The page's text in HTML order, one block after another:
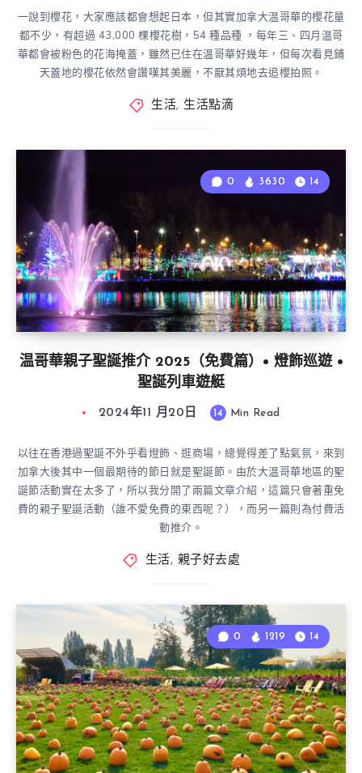
一說到櫻花，大家應該都會想起日本，但其實加拿大温哥華的櫻花量
都不少，有超過 43,000 棵櫻花樹，54 種品種 ，每年三、四月温哥
華都會被粉色的花海掩蓋，雖然已住在温哥華好幾年，但每次看見鋪
天蓋地的櫻花依然會讚嘆其美麗，不厭其煩地去追櫻拍照。
生活,生活點滴
温哥華親子聖誕推介 2025（免費篇）• 燈飾巡遊 •
聖誕列車遊艇
0 3630 14
2024年11 月20日 14 Min Read
以往在香港過聖誕不外乎看燈飾、逛商場，總覺得差了點氣氛，來到
加拿大後其中一個最期待的節日就是聖誕節。由於大温哥華地區的聖
誕節活動實在太多了，所以我分開了兩篇文章介紹，這篇只會著重免
費的親子聖誕活動（誰不愛免費的東西呢？），而另一篇則為付費活
動推介。
生活, 親子好去處
0 1219 14